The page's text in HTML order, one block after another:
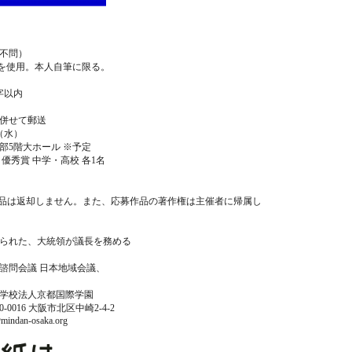
問）
用。本人自筆に限る。
以内
せて郵送
）
5階大ホール ※予定
秀賞 中学・高校 各1名
返却しません。また、応募作品の著作権は主催者に帰属し
れた、大統領が議長を務める
会議 日本地域会議、
校法人京都国際学園
大阪市北区中崎2-4-2
osaka.org